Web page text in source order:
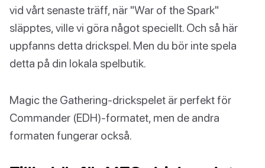
vid vårt senaste träff, när "War of the Spark"
släpptes, ville vi göra något speciellt. Och så här
uppfanns detta drickspel. Men du bör inte spela
detta på din lokala spelbutik.
Magic the Gathering-drickspelet är perfekt för
Commander (EDH)-formatet, men de andra
formaten fungerar också.